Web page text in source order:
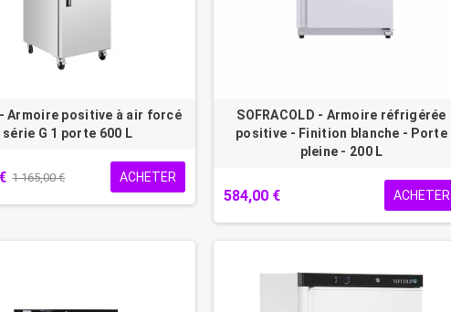
- Armoire positive à air forcé
série G 1 porte 600 L
1 165,00 € ACHETER
SOFRACOLD - Armoire réfrigérée
positive - Finition blanche - Porte
pleine - 200 L
584,00 € ACHETER